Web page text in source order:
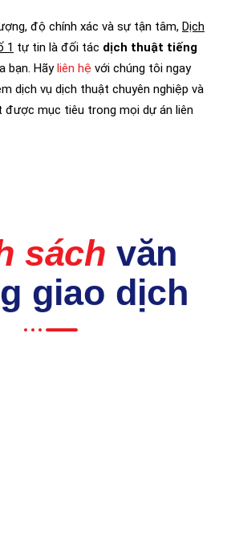
độ chính xác và sự tận tâm, Dịch
1 tự tin là đối tác dịch thuật tiếng
bạn. Hãyliên hệ với chúng tôi ngay
dịch vụ dịch thuật chuyên nghiệp và
được mục tiêu trong mọi dự án liên
sách văn
giao dịch